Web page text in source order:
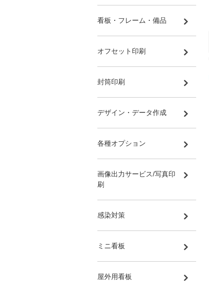
看板・フレーム・備品
オフセット印刷
封筒印刷
デザイン・データ作成
各種オプション
画像出力サービス/写真印
刷
感染対策
ミニ看板
屋外用看板